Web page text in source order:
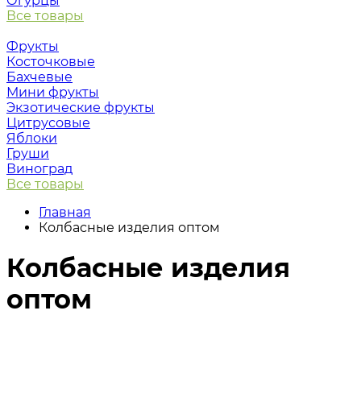
Все товары
Фрукты
Косточковые
Бахчевые
Мини фрукты
Экзотические фрукты
Цитрусовые
Яблоки
Груши
Виноград
Все товары
Главная
Колбасные изделия оптом
Колбасные изделия
оптом